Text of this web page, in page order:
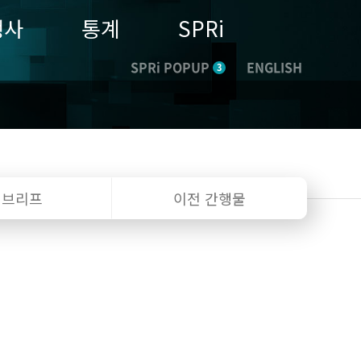
통계 SPRi
SPRi POPUP 3 ENGLISH
리프 이전 간행물